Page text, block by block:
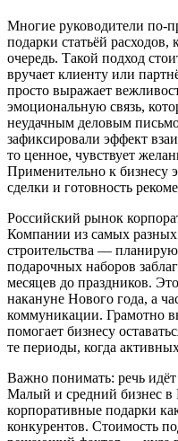
Многие руководители по-
подарки статьёй
очередь. Такой подход
вручает клиенту или
просто выражает
эмоциональную связь,
неудачным деловым
зафиксировали эффект
то ценное, чувствует
Применительно к бизнесу
сделки и готовность
Российский рынок
Компании из самых
строительства —
подарочных наборов
месяцев до праздников.
накануне Нового года, а
коммуникации. Грамотно
помогает бизнесу
те периоды, когда
Важно понимать: речь
Малый и средний бизнес в
корпоративные подарки
конкурентов. Стоимость